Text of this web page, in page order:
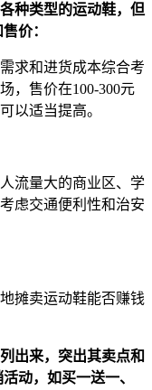
种类型的运动鞋，但
价：
求和进货成本综合考
，售价在100-300元
以适当提高。
流量大的商业区、学
虑交通便利性和治安
摊卖运动鞋能否赚钱
出来，突出其卖点和
动，如买一送一、